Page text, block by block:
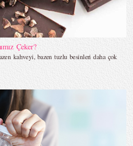
Çeker?
kahveyi, bazen tuzlu besinleri daha çok